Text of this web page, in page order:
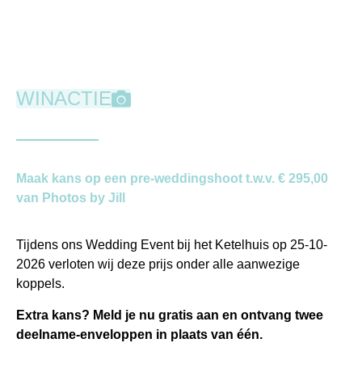
WINACTIE
Maak kans op een pre-weddingshoot t.w.v. € 295,00
van Photos by Jill
Tijdens ons Wedding Event bij het Ketelhuis op 25-10-
2026 verloten wij deze prijs onder alle aanwezige
koppels.
Extra kans? Meld je nu gratis aan en ontvang twee
deelname-enveloppen in plaats van één.